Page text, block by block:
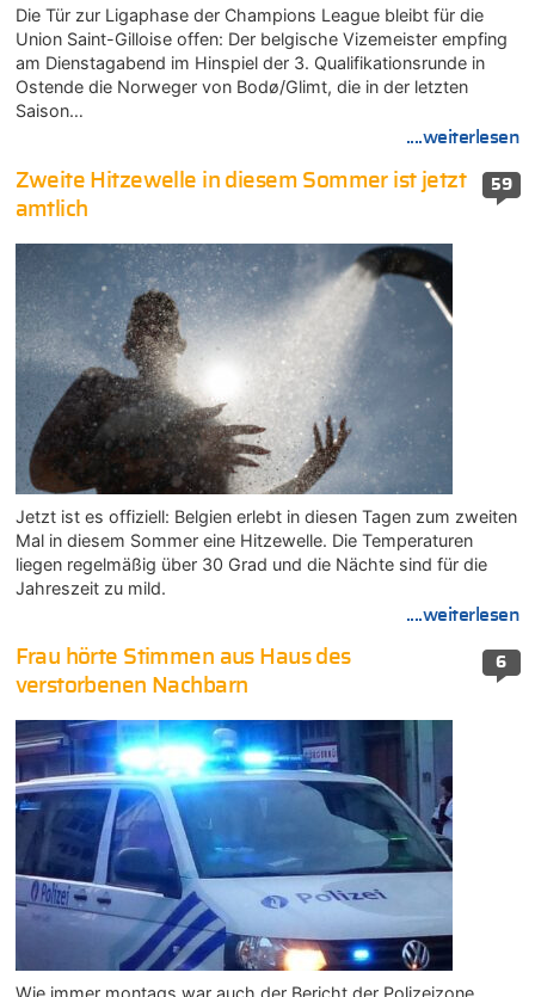
Die Tür zur Ligaphase der Champions League bleibt für die
Union Saint-Gilloise offen: Der belgische Vizemeister empfing
am Dienstagabend im Hinspiel der 3. Qualifikationsrunde in
Ostende die Norweger von Bodø/Glimt, die in der letzten
Saison…
....weiterlesen
59
Zweite Hitzewelle in diesem Sommer ist jetzt
amtlich
Jetzt ist es offiziell: Belgien erlebt in diesen Tagen zum zweiten
Mal in diesem Sommer eine Hitzewelle. Die Temperaturen
liegen regelmäßig über 30 Grad und die Nächte sind für die
Jahreszeit zu mild.
....weiterlesen
6
Frau hörte Stimmen aus Haus des
verstorbenen Nachbarn
Wie immer montags war auch der Bericht der Polizeizone